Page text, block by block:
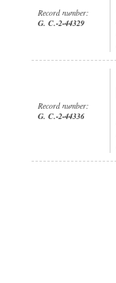
Record number:
G. C.-2-44329
Record number:
G. C.-2-44336